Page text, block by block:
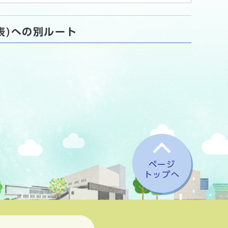
)への別ルート
ページ
トップへ